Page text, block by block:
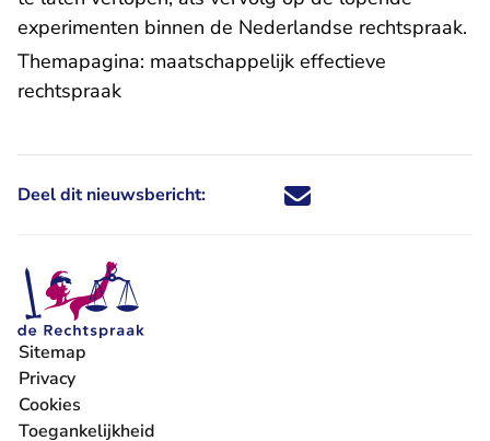
experimenten binnen de Nederlandse rechtspraak.
Themapagina: maatschappelijk effectieve
rechtspraak
Deel dit nieuwsbericht: Deel dit nieuwsbericht via X -
Deel dit nieuwsbericht via
Deel dit nieuwsbericht
Deel dit
Sitemap
Privacy
Cookies
Toegankelijkheid